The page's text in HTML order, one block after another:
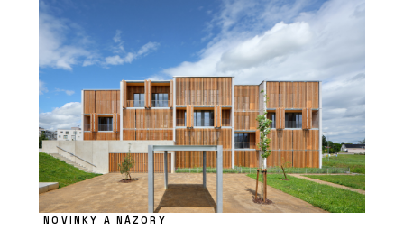
NOVINKY A NÁZORY